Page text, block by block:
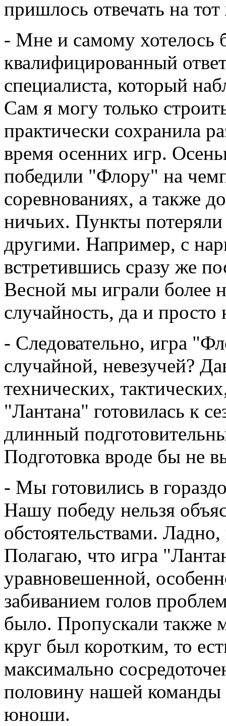
пришлось отвечать на
- Мне и самому хотелось
квалифицированный
специалиста, который
Сам я могу только
практически сохранила
время осенних игр.
победили "Флору" на
соревнованиях, а также
ничьих. Пункты
другими. Например, с
встретившись сразу же
Весной мы играли более
случайность, да и просто
- Следовательно, игра
случайной, невезучей?
технических,
"Лантана" готовилась к
длинный
Подготовка вроде бы не
- Мы готовились в
Нашу победу нельзя
обстоятельствами.
Полагаю, что игра
уравновешенной,
забиванием голов
было. Пропускали также
круг был коротким, то
максимально
половину нашей команды
юноши.